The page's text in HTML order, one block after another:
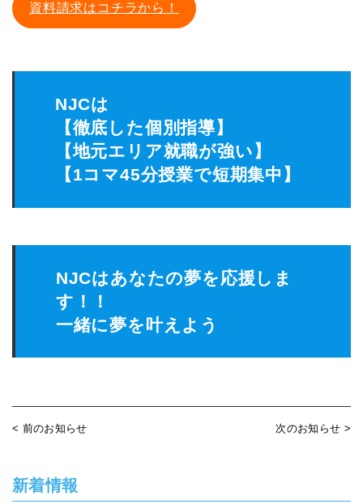
資料請求はコチラから！
NJCは
【徹底した個別指導】
【地元エリア就職が強い】
【1コマ45分授業で短期集中】
NJCはあなたの夢を応援しま
す！！
一緒に夢を叶えよう
< 前のお知らせ 次のお知らせ >
新着情報